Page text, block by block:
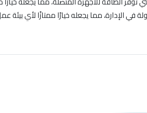
الإدارة، مما يجعله خيارًا ممتازًا لأي بيئة